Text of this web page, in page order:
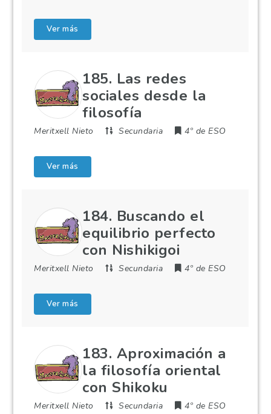
Ver más
185. Las redes
sociales desde la
filosofía
Meritxell Nieto Secundaria 4º de ESO
Ver más
184. Buscando el
equilibrio perfecto
con Nishikigoi
Meritxell Nieto Secundaria 4º de ESO
Ver más
183. Aproximación a
la filosofía oriental
con Shikoku
Meritxell Nieto Secundaria 4º de ESO